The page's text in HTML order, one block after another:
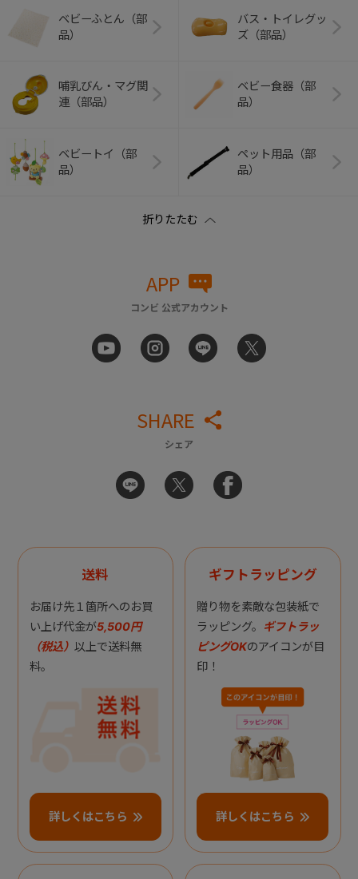
ベビーふとん（部
品）
バス・トイレグッ
ズ（部品）
哺乳びん・マグ関
連（部品）
ベビー食器（部
品）
ベビートイ（部
品）
ペット用品（部
品）
APP
コンビ 公式アカウント
SHARE
シェア
送料
お届け先１箇所へのお買
い上げ代金が5,500円
（税込） 以上で送料無
料。
詳しくはこちら
ギフトラッピング
贈り物を素敵な包装紙で
ラッピング。 ギフトラッ
ピングOKのアイコンが目
印！
詳しくはこちら